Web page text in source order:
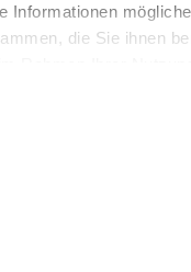
Informationen
die Sie ihnen
CONTENT